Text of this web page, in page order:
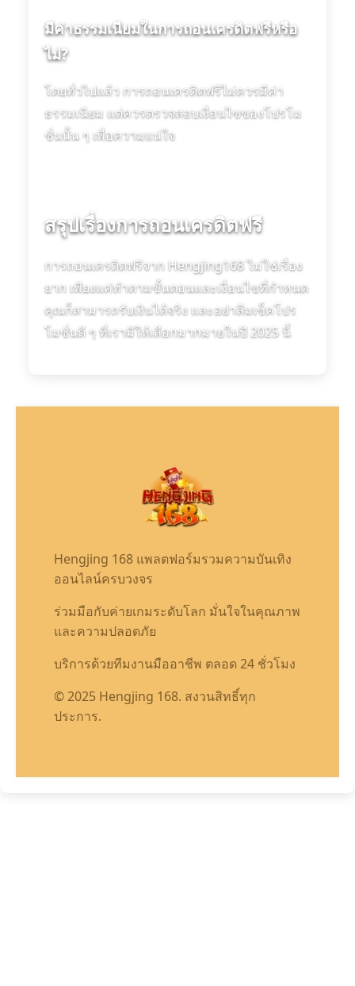
มีค่าธรรมเนียมในการถอนเครดิตฟรีหรือ
ไม่?
โดยทั่วไปแล้ว การถอนเครดิตฟรีไม่ควรมีค่า
ธรรมเนียม แต่ควรตรวจสอบเงื่อนไขของโปรโม
ชั่นนั้น ๆ เพื่อความแน่ใจ
สรุปเรื่องการถอนเครดิตฟรี
การถอนเครดิตฟรีจาก Hengjing168 ไม่ใช่เรื่อง
ยาก เพียงแค่ทำตามขั้นตอนและเงื่อนไขที่กำหนด
คุณก็สามารถรับเงินได้จริง และอย่าลืมเช็คโปร
โมชั่นดี ๆ ที่เรามีให้เลือกมากมายในปี 2025 นี้
Hengjing 168 แพลตฟอร์มรวมความบันเทิง
ออนไลน์ครบวงจร
ร่วมมือกับค่ายเกมระดับโลก มั่นใจในคุณภาพ
และความปลอดภัย
บริการด้วยทีมงานมืออาชีพ ตลอด 24 ชั่วโมง
© 2025 Hengjing 168. สงวนสิทธิ์ทุก
ประการ.